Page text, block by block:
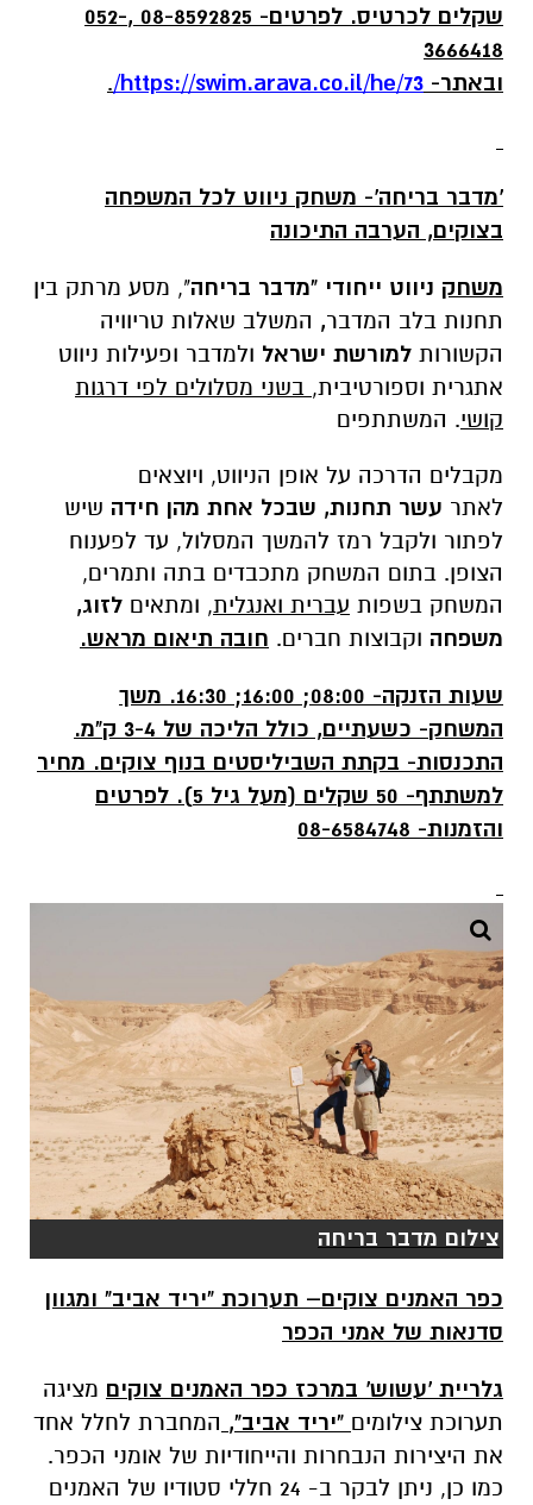
שקלים לכרטיס. לפרטים- 08-8592825 ,052-
3666418
ובאתר- https://swim.arava.co.il/he/73
/
.
'מדבר בריחה'- משחק ניווט לכל המשפחה
בצוקים, הערבה התיכונה
משחק ניווט ייחודי "מדבר בריחה", מסע מרתק בין
תחנות בלב המדבר, המשלב שאלות טריוויה
הקשורות למורשת ישראל ולמדבר ופעילות ניווט
אתגרית וספורטיבית, בשני מסלולים לפי דרגות
קושי. המשתתפים
מקבלים הדרכה על אופן הניווט, ויוצאים
לאתר עשר תחנות, שבכל אחת מהן חידה שיש
לפתור ולקבל רמז להמשך המסלול, עד לפענוח
הצופן. בתום המשחק מתכבדים בתה ותמרים,
המשחק בשפות עברית ואנגלית, ומתאים לזוג,
משפחה וקבוצות חברים. חובה תיאום מראש.
שעות הזנקה- 08:00; 16:00; 16:30
. משך
המשחק- כשעתיים, כולל הליכה של 3-4 ק"מ.
התכנסות- בקתת השביליסטים בנוף צוקים. מחיר
למשתתף- 50 שקלים (מעל גיל 5). לפרטים
והזמנות- 08-6584748
צילום מדבר בריחה
כפר האמנים צוקים– תערוכת "יריד אביב" ומגוון
סדנאות של אמני הכפר
גלריית 'עשוש' במרכז כפר האמנים צוקים מציגה
תערוכת צילומים "יריד אביב", המחברת לחלל אחד
את היצירות הנבחרות והייחודיות של אומני הכפר.
כמו כן, ניתן לבקר ב- 24 חללי סטודיו של האמנים